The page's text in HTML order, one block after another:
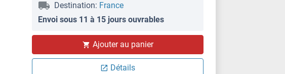
Destination: France
Envoi sous 11 à 15 jours ouvrables
Ajouter au panier
Détails